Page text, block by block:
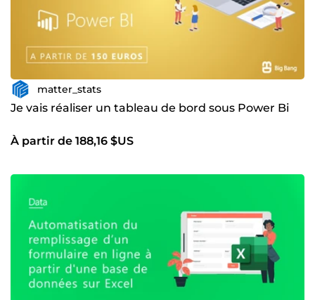
matter_stats
Je vais réaliser un tableau de bord sous Power Bi
À partir de 188,16 $US